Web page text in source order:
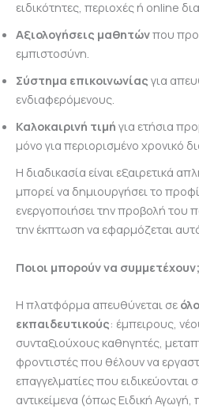
ειδικότητες, περιοχές ή online
Αξιολογήσεις μαθητώνπου
εμπιστοσύνη.
Σύστημα επικοινωνίας για
ενδιαφερόμενους.
Καλοκαιρινή τιμή για ετήσια
μόνο για περιορισμένο χρονικό
Η διαδικασία είναι εξαιρετικά
μπορεί να δημιουργήσει το
ενεργοποιήσει την προβολή του
την έκπτωση να εφαρμόζεται
Ποιοι μπορούν να συμμετέχουν;
Η πλατφόρμα απευθύνεται σε
εκπαιδευτικούς: έμπειρους,
συνταξιούχους καθηγητές,
φροντιστές που θέλουν να
επαγγελματίες που ειδικεύονται
αντικείμενα (όπως Ειδική